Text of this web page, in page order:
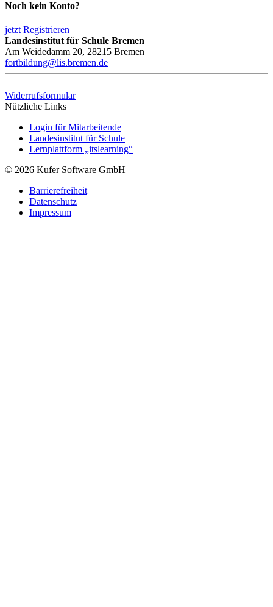
Noch kein Konto?
jetzt Registrieren
Landesinstitut für Schule Bremen
Am Weidedamm 20, 28215 Bremen
fortbildung@lis.bremen.de
Widerrufsformular
Nützliche Links
Login für Mitarbeitende
Landesinstitut für Schule
Lernplattform „itslearning“
© 2026 Kufer Software GmbH
Barrierefreiheit
Datenschutz
Impressum